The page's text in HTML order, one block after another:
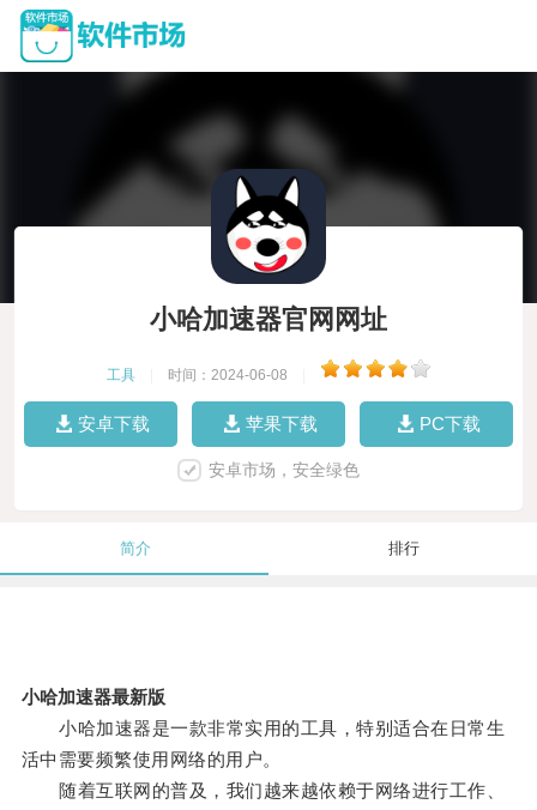
小哈加速器官网网址
工具 时间：2024-06-08
安卓下载 苹果下载 PC下载
安卓市场，安全绿色
简介 排行
小哈加速器最新版
小哈加速器是一款非常实用的工具，特别适合在日常生
活中需要频繁使用网络的用户。
随着互联网的普及，我们越来越依赖于网络进行工作、